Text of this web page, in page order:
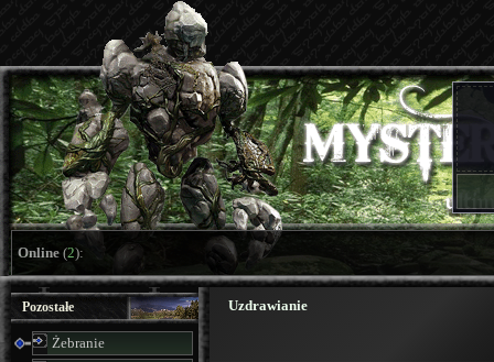
Online (2):
Pozostałe
Żebranie
Uzdrawianie